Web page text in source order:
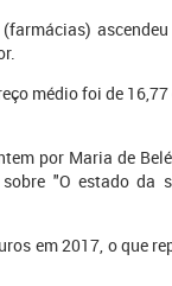
médio foi de
por Maria de
"O estado da
em 2017, o que